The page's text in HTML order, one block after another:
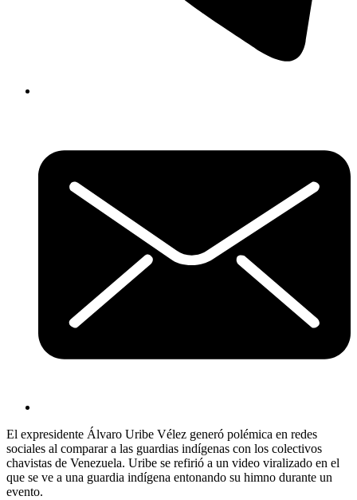
El expresidente Álvaro Uribe Vélez generó polémica en redes
sociales al comparar a las guardias indígenas con los colectivos
chavistas de Venezuela. Uribe se refirió a un video viralizado en el
que se ve a una guardia indígena entonando su himno durante un
evento.